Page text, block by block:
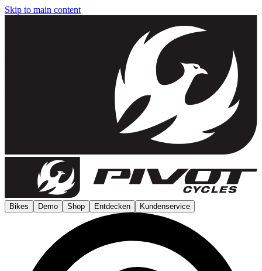
Skip to main content
Bikes Demo Shop Entdecken Kundenservice